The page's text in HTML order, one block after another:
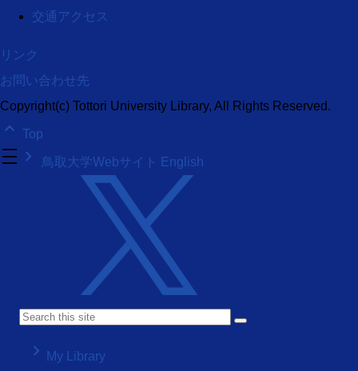
交通アクセス
リンク
お問い合わせ先
Copyright(c) Tottori University Library, All Rights Reserved.
keyboard_arrow_up Top
density_medium keyboard_arrow_right 鳥取大学Webサイト English
keyboard_arrow_right
My Library